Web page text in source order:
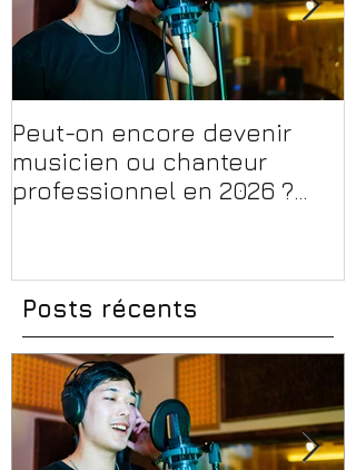
Peut-on encore devenir
musicien ou chanteur
professionnel en 2026 ?
Posts récents